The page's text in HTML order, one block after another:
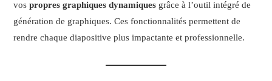
vospropres graphiques dynamiques grâce à l’outil intégré de
génération de graphiques. Ces fonctionnalités permettent de
rendre chaque diapositive plus impactante et professionnelle.